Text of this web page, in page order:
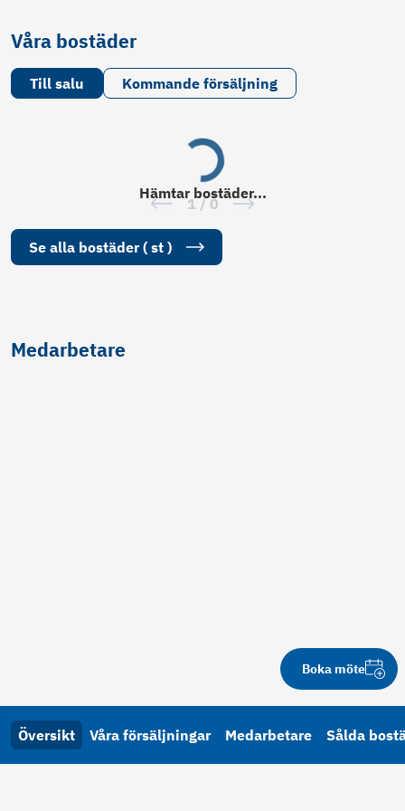
Översikt Våra försäljningar Medarbetare Sålda
Boka möte
Våra bostäder
Till salu Kommande försäljning
Hämtar bostäder...
1/ 0
Se alla bostäder(st )
Medarbetare